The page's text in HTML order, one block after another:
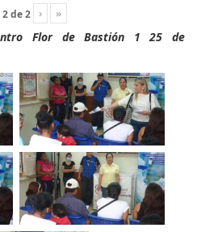
2de2 › »
Flor de Bastión 1 25 de